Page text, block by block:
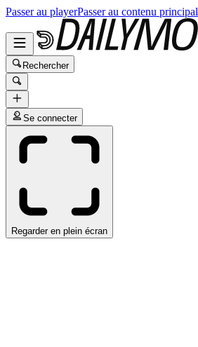
Passer au playerPasser au contenu principal
Rechercher
Se connecter
Regarder en plein écran